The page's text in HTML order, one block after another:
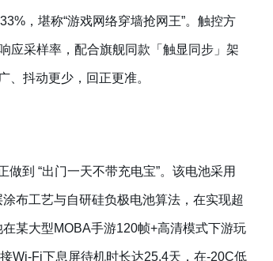
，堪称“游戏网络穿墙抢网王”。触控方
应采样率，配合旗舰同款「触显同步」架
抖动更少，回正更准。
到 “出门一天不带充电宝”。该电池采用
布工艺与自研硅负极电池算法，在实现超
某大型MOBA手游120帧+高清模式下游玩
Wi-Fi下息屏待机时长达25.4天，在-20C低